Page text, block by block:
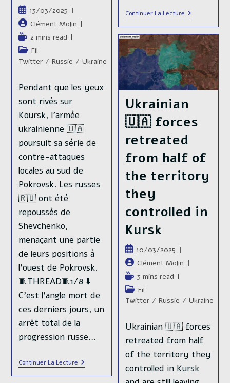
Continuer La LectureSur
Le
Front
Sud,
L’armée
Russe
🇷🇺
Réactive
Son
Offensive
Kamianske
Et
Velika
Novosilka,
Aux
2
Extrémités
Des
De
Défenses
Publication
publiée :
13/03/2025
Auteur/autrice
de
la
publication :
Clément Molin
Temps
de
lecture :
2 mins read
Post
category:
Fil
Twitter / Russie / Ukraine
Pendant que les yeux
sont rivés sur
Koursk, l'armée
ukrainienne 🇺🇦
poursuit sa série de
contre-attaques
locales au sud de
Pokrovsk. Les russes
🇷🇺 ont été
repoussés de
Shevchenko,
menaçant une partie
de leurs positions à
l'ouest de Pokrovsk.
🧵THREAD🧵1/8 ⬇️
C'est l'angle mort de
ces derniers jours, un
arrêt total de la
progression russe…
Continuer La LectureSérie
De
Contre-
Ukrainian
🇺🇦 forces
retreated
from half of
the territory
they
controlled in
Kursk
Publication
publiée :
10/03/2025
Auteur/autrice
de
la
publication :
Clément Molin
Temps
de
lecture :
3 mins read
Post
category:
Fil
Twitter / Russie / Ukraine
Ukrainian 🇺🇦 forces
retreated from half
of the territory they
controlled in Kursk